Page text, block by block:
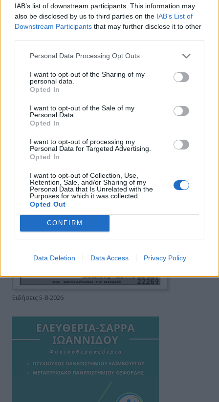
IAB’s list of downstream participants. This information may
also be disclosed by us to third parties on the IAB’s List of
Downstream Participants that may further disclose it to other
Personal Data Processing Opt Outs
I want to opt-out of the Sharing of my
personal data.
Opted In
I want to opt-out of the Sale of my
Personal Data.
Opted In
I want to opt-out of processing my
Personal Data for Targeted Advertising.
Opted In
I want to opt-out of Collection, Use,
Retention, Sale, and/or Sharing of my
Personal Data that Is Unrelated with the
Purposes for which it was collected.
Opted Out
CONFIRM
Data Deletion Data Access Privacy Policy
Πρωινή 5-8-2026
Ειδήσεις
Ειδήσεις 5-8-2026